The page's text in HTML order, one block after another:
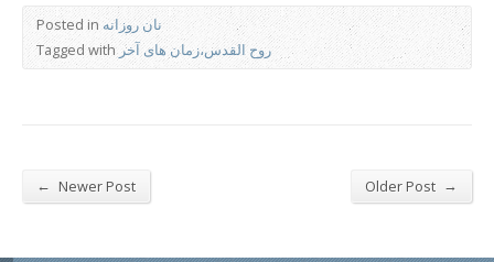
Posted in نان روزانه
Tagged withروح القدس،زمان های آخر
← Newer Post Older Post →